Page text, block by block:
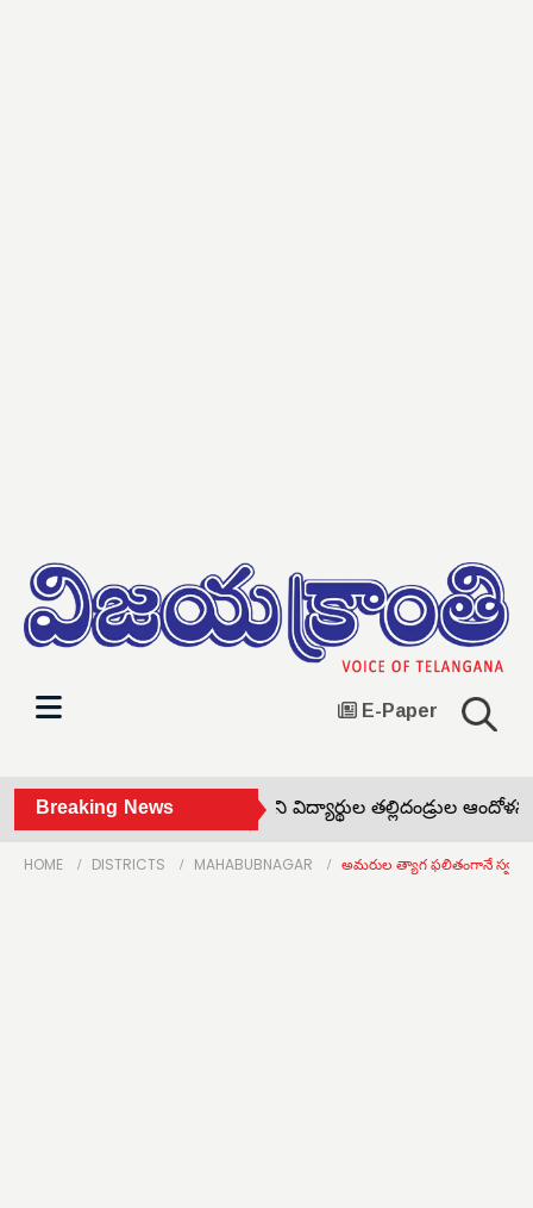
E-Paper
Breaking Newsనియమించాలని విద్యార్థుల తల్లిదండ్రుల ఆందోళన •
HOME DISTRICTS MAHABUBNAGAR అమరుల త్యాగ ఫలితంగానే